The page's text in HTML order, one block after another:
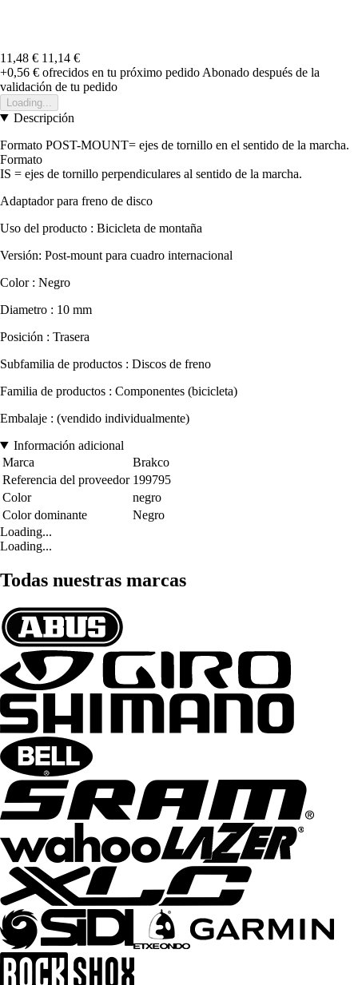
11,48 € 11,14 €
+0,56 € ofrecidos en tu próximo pedido Abonado después de la
validación de tu pedido
Loading...
Descripción
Formato POST-MOUNT= ejes de tornillo en el sentido de la marcha.
Formato
IS = ejes de tornillo perpendiculares al sentido de la marcha.
Adaptador para freno de disco
Uso del producto : Bicicleta de montaña
Versión: Post-mount para cuadro internacional
Color : Negro
Diametro : 10 mm
Posición : Trasera
Subfamilia de productos : Discos de freno
Familia de productos : Componentes (bicicleta)
Embalaje : (vendido individualmente)
Información adicional
Marca
Brakco
Referencia del proveedor 199795
Color
negro
Color dominante
Negro
Loading...
Loading...
Todas nuestras marcas